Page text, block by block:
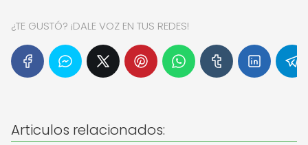
¿TE GUSTÓ? ¡DALE VOZ EN TUS REDES!
Articulos relacionados: